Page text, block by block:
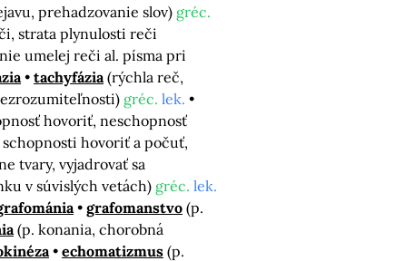
prehadzovanie slov) gréc.
strata plynulosti reči
umelej reči al. písma pri
tachyfázia (rýchla reč,
gréc. lek.
hovoriť, neschopnosť
schopnosti hovoriť a počuť,
tvary, vyjadrovať sa
v súvislých vetách) gréc. lek.
grafomanstvo (p.
(p. konania, chorobná
echomatizmus (p.